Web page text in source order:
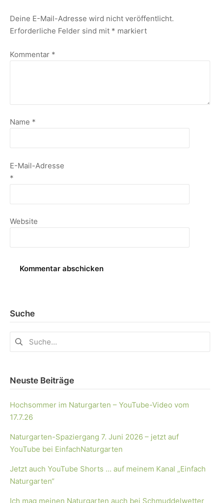
Deine E-Mail-Adresse wird nicht veröffentlicht.
Erforderliche Felder sind mit * markiert
Kommentar *
Name *
E-Mail-Adresse
*
Website
Suche
Neuste Beiträge
Hochsommer im Naturgarten – YouTube-Video vom
17.7.26
Naturgarten-Spaziergang 7. Juni 2026 – jetzt auf
YouTube bei EinfachNaturgarten
Jetzt auch YouTube Shorts … auf meinem Kanal „Einfach
Naturgarten“
Ich mag meinen Naturgarten auch bei Schmuddelwetter